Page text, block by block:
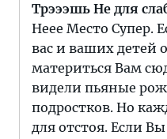
Трэээшь Не для
Неее Место Супер.
вас и ваших детей
материться Вам
видели пьяные
подростков. Но
для отстоя. Если